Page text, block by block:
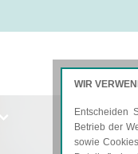
WIR
Entscheiden
Betrieb der
sowie